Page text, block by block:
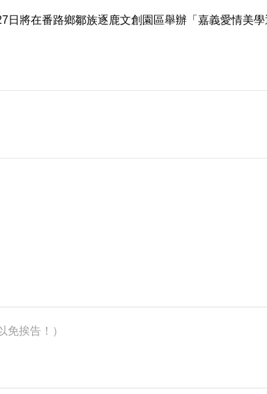
將在番路鄉鄒族逐鹿文創園區舉辦「嘉義愛情美
免挨告！）